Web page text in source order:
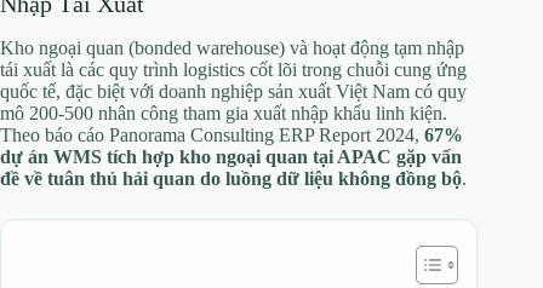
Kho ngoại quan (bonded warehouse) và hoạt động tạm nhập
tái xuất là các quy trình logistics cốt lõi trong chuỗi cung ứng
quốc tế, đặc biệt với doanh nghiệp sản xuất Việt Nam có quy
mô 200-500 nhân công tham gia xuất nhập khẩu linh kiện.
Theo báo cáo Panorama Consulting ERP Report 2024, 67%
dự án WMS tích hợp kho ngoại quan tại APAC gặp vấn
đề về tuân thủ hải quan do luồng dữ liệu không đồng bộ.